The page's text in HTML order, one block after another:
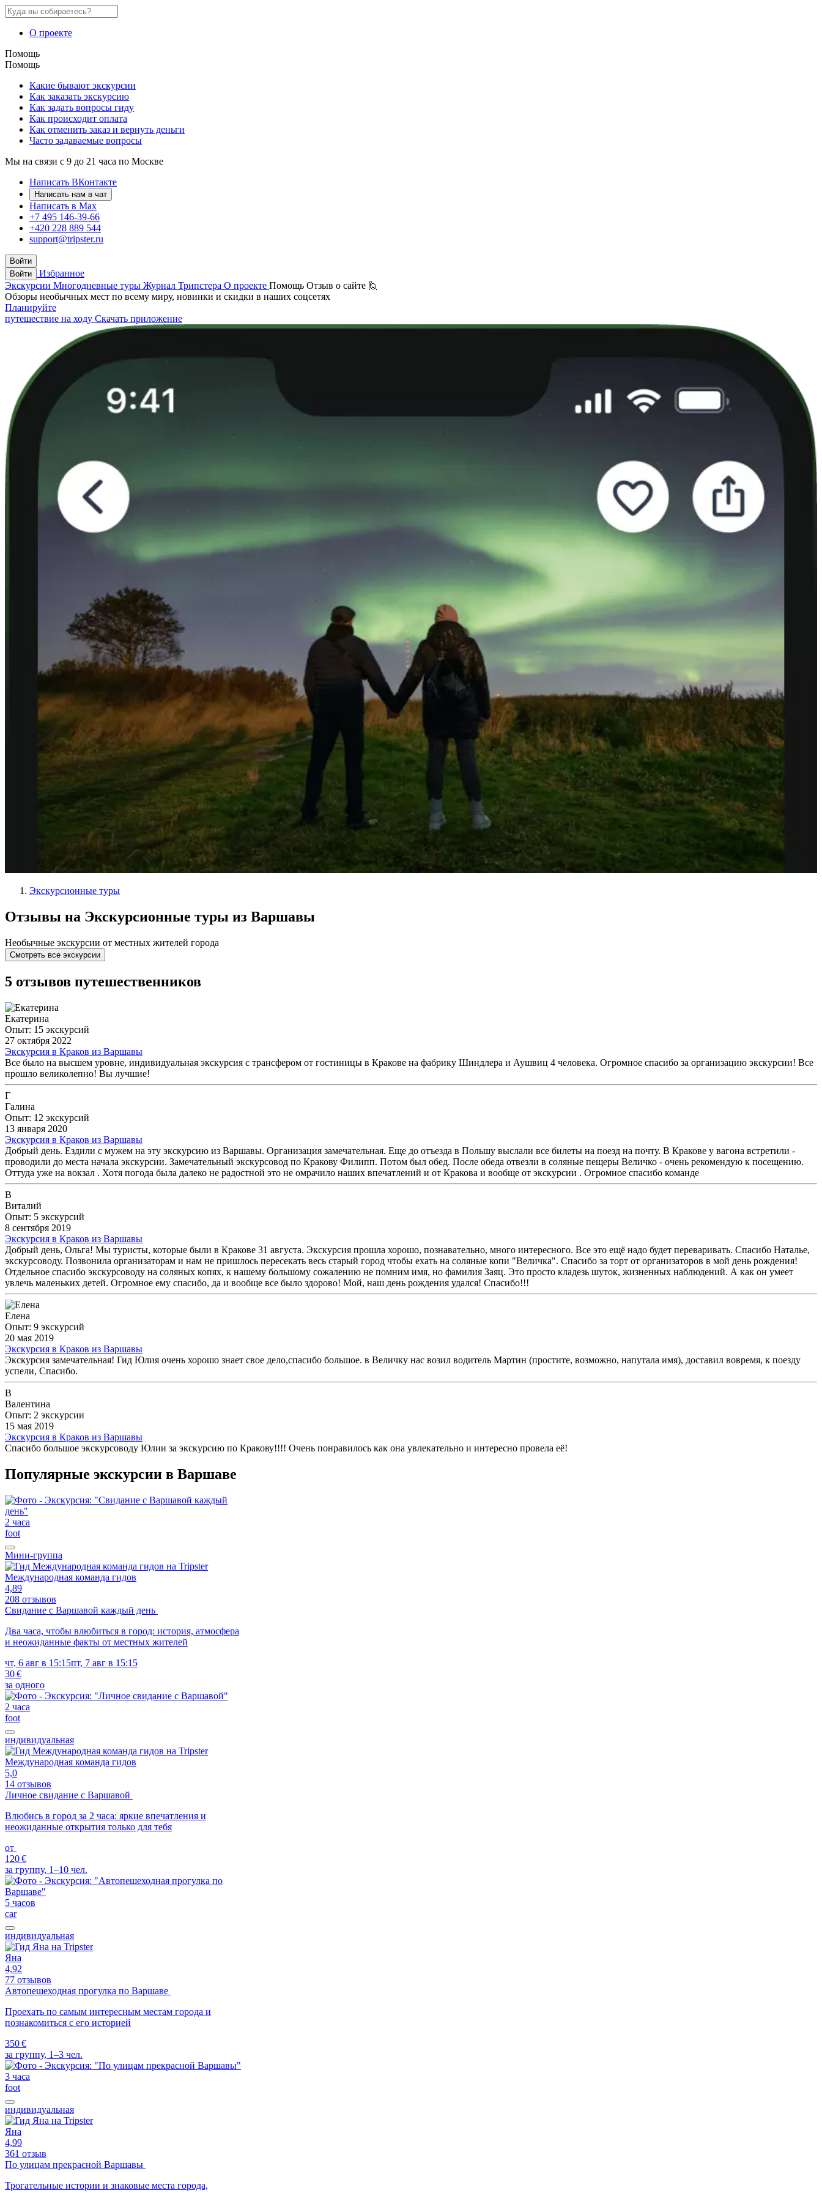
О проекте
Помощь
Помощь
Какие бывают экскурсии
Как заказать экскурсию
Как задать вопросы гиду
Как происходит оплата
Как отменить заказ и вернуть деньги
Часто задаваемые вопросы
Мы на связи с 9 до 21 часа по Москве
Написать ВКонтакте
Написать нам в чат
Написать в Max
+7 495 146-39-66
+420 228 889 544
support@tripster.ru
Войти
Войти
Избранное
Экскурсии Многодневные туры Журнал Трипстера О проекте Помощь Отзыв о сайте 🙋
Обзоры необычных мест по всему миру, новинки и скидки в наших соцсетях
Планируйте
путешествие на ходу Скачать приложение
Экскурсионные туры
Отзывы на Экскурсионные туры из Варшавы
Необычные экскурсии от местных жителей города
Смотреть все экскурсии
5 отзывов путешественников
Екатерина
Опыт: 15 экскурсий
27 октября 2022
Экскурсия в Краков из Варшавы
Все было на высшем уровне, индивидуальная экскурсия с трансфером от гостиницы в Кракове на фабрику Шиндлера и Аушвиц 4 человека. Огромное спасибо за организацию экскурсии! Все
прошло великолепно! Вы лучшие!
Г
Галина
Опыт: 12 экскурсий
13 января 2020
Экскурсия в Краков из Варшавы
Добрый день. Ездили с мужем на эту экскурсию из Варшавы. Организация замечательная. Еще до отъезда в Польшу выслали все билеты на поезд на почту. В Кракове у вагона встретили -
проводили до места начала экскурсии. Замечательный экскурсовод по Кракову Филипп. Потом был обед. После обеда отвезли в соляные пещеры Величко - очень рекомендую к посещению.
Оттуда уже на вокзал . Хотя погода была далеко не радостной это не омрачило наших впечатлений и от Кракова и вообще от экскурсии . Огромное спасибо команде
В
Виталий
Опыт: 5 экскурсий
8 сентября 2019
Экскурсия в Краков из Варшавы
Добрый день, Ольга! Мы туристы, которые были в Кракове 31 августа. Экскурсия прошла хорошо, познавательно, много интересного. Все это ещё надо будет переваривать. Спасибо Наталье,
экскурсоводу. Позвонила организаторам и нам не пришлось пересекать весь старый город чтобы ехать на соляные копи "Величка". Спасибо за торт от организаторов в мой день рождения!
Отдельное спасибо экскурсоводу на соляных копях, к нашему большому сожалению не помним имя, но фамилия Заяц. Это просто кладезь шуток, жизненных наблюдений. А как он умеет
увлечь маленьких детей. Огромное ему спасибо, да и вообще все было здорово! Мой, наш день рождения удался! Спасибо!!!
Елена
Опыт: 9 экскурсий
20 мая 2019
Экскурсия в Краков из Варшавы
Экскурсия замечательная! Гид Юлия очень хорошо знает свое дело,спасибо большое. в Величку нас возил водитель Мартин (простите, возможно, напутала имя), доставил вовремя, к поезду
успели, Спасибо.
В
Валентина
Опыт: 2 экскурсии
15 мая 2019
Экскурсия в Краков из Варшавы
Спасибо большое экскурсоводу Юлии за экскурсию по Кракову!!!! Очень понравилось как она увлекательно и интересно провела её!
Популярные экскурсии в Варшаве
2 часа
foot
Мини-группа
Международная команда гидов
4,89
208 отзывов
Свидание с Варшавой каждый день
Два часа, чтобы влюбиться в город: история, атмосфера
и неожиданные факты от местных жителей
чт, 6 авг в 15:15пт, 7 авг в 15:15
30 €
за одного
2 часа
foot
индивидуальная
Международная команда гидов
5,0
14 отзывов
Личное свидание с Варшавой
Влюбись в город за 2 часа: яркие впечатления и
неожиданные открытия только для тебя
от
120 €
за группу, 1–10 чел.
5 часов
car
индивидуальная
Яна
4,92
77 отзывов
Автопешеходная прогулка по Варшаве
Проехать по самым интересным местам города и
познакомиться с его историей
350 €
за группу, 1–3 чел.
3 часа
foot
индивидуальная
Яна
4,99
361 отзыв
По улицам прекрасной Варшавы
Трогательные истории и знаковые места города,